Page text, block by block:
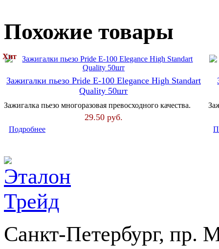
Похожие товары
Хит
Зажигалки пьезо Pride E-100 Elegance High Standart
Quality 50шт
Зажигалка пьезо многоразовая превосходного качества.
29.50 руб.
Подробнее
Санкт-Петербург, пр.